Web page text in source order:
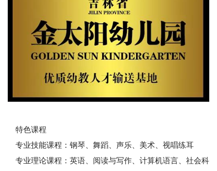
特色课程
专业技能课程：钢琴、舞蹈、声乐、美术、视唱练耳
专业理论课程：英语、阅读与写作、计算机语言、社会科